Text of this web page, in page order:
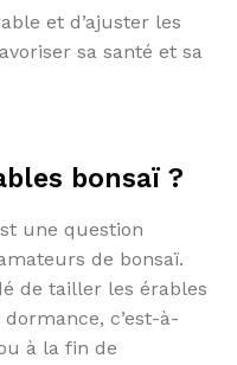
et d’ajuster les
sa santé et sa
bonsaï ?
une question
de bonsaï.
de tailler les érables
c’est-à-
à la fin de